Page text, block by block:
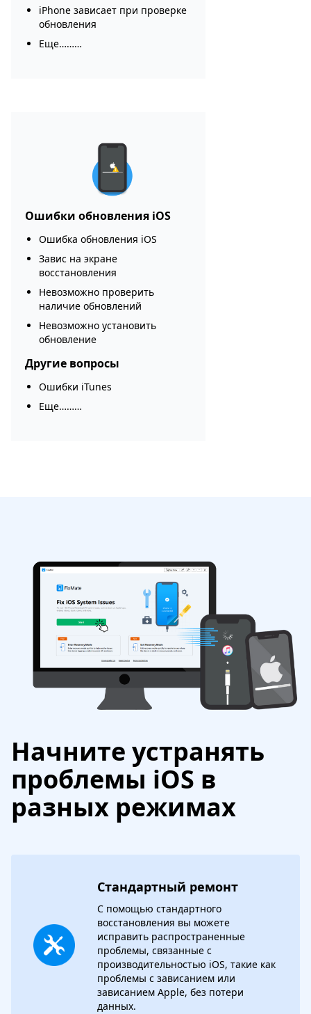
iPhone зависает при проверке
обновления
Еще………
Ошибки обновления iOS
Ошибка обновления iOS
Завис на экране
восстановления
Невозможно проверить
наличие обновлений
Невозможно установить
обновление
Другие вопросы
Ошибки iTunes
Еще………
Начните устранять
проблемы iOS в
разных режимах
Стандартный ремонт
С помощью стандартного
восстановления вы можете
исправить распространенные
проблемы, связанные с
производительностью iOS, такие как
проблемы с зависанием или
зависанием Apple, без потери
данных.